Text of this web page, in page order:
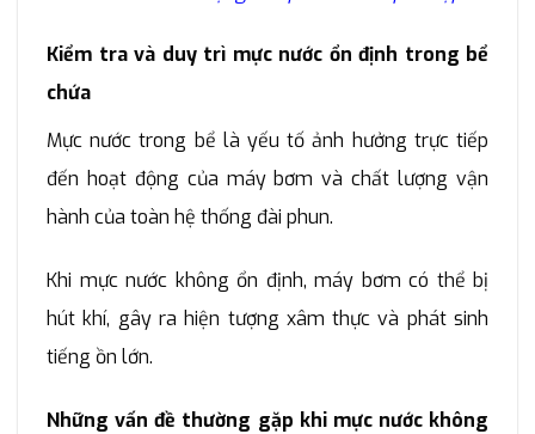
Kiểm tra và duy trì mực nước ổn định trong bể
chứa
Mực nước trong bể là yếu tố ảnh hưởng trực tiếp
đến hoạt động của máy bơm và chất lượng vận
hành của toàn hệ thống đài phun.
Khi mực nước không ổn định, máy bơm có thể bị
hút khí, gây ra hiện tượng xâm thực và phát sinh
tiếng ồn lớn.
Những vấn đề thường gặp khi mực nước không